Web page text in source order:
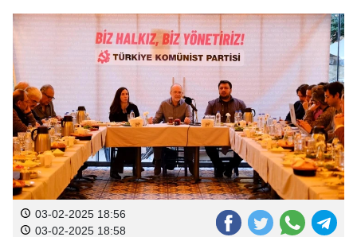
03-02-2025 18:56
03-02-2025 18:58